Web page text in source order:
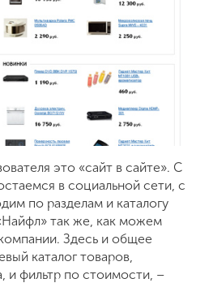
это «сайт в сайте». С
в социальной сети, с
по разделам и каталогу
так же, как можем
Здесь и общее
каталог товаров,
и фильтр по стоимости, –